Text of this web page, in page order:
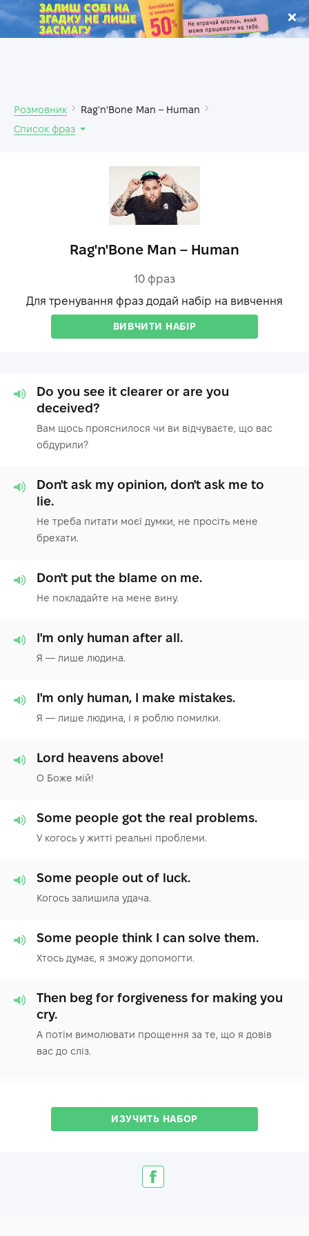
.
Розмовник
Rag'n'Bone Man – Human
Список фраз
Rag'n'Bone Man – Human
10 фраз
Для тренування фраз додай набір на вивчення
ВИВЧИТИ НАБІР
Do you see it clearer or are you
deceived?
Вам щось прояснилося чи ви відчуваєте, що вас
обдурили?
Don't ask my opinion, don't ask me to
lie.
Не треба питати моєї думки, не просіть мене
брехати.
Don't put the blame on me.
Не покладайте на мене вину.
I'm only human after all.
Я — лише людина.
I'm only human, I make mistakes.
Я — лише людина, і я роблю помилки.
Lord heavens above!
О Боже мій!
Some people got the real problems.
У когось у житті реальні проблеми.
Some people out of luck.
Когось залишила удача.
Some people think I can solve them.
Хтось думає, я зможу допомогти.
Then beg for forgiveness for making you
cry.
А потім вимолювати прощення за те, що я довів
вас до сліз.
ИЗУЧИТЬ НАБОР